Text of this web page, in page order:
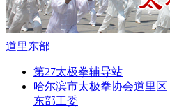
道里东部
第27太极拳辅导站
哈尔滨市太极拳协会道里区
东部工委